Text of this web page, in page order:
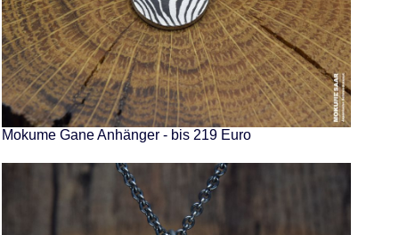
Mokume Gane Anhänger - bis 219 Euro